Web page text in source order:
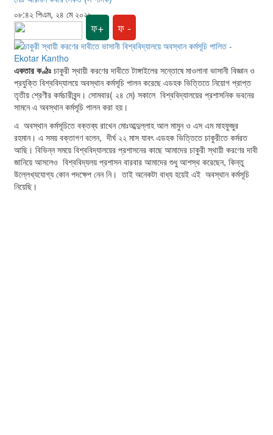
০৮:৪২ পিএম, ২৪ মে ২০২১
ফ+ ফ -
একতার কণ্ঠঃ চাকুরী স্থায়ী করণের দাবীতে টাঙ্গাইলের সন্তোষে মাওলানা ভাসানী বিজ্ঞান ও
প্রযুক্তি বিশ্ববিদ্যালয়ে অবস্থান কর্মসূচি পালন করেছে এডহক ভিত্তিতে নিয়োগ প্রাপ্ত
তৃতীয় শ্রেণীর কর্মচারীবৃন্দ। সোমবার( ২৪ মে) সকালে বিশ্ববিদ্যালয়ের প্রশাসনিক ভবনের
সামনে এ অবস্থান কর্মসূচি পালন করা হয়।
এ অবস্থান কর্মসূচিতে বক্তব্য রাখেন মোঃআব্দুল্লাহ আল মামুন ও এস এম মাহফুজুর
রহমান। এ সময় বক্তাগণ বলেন, দীর্ঘ ২২ মাস যাবৎ এডহক ভিত্তিতে চাকুরীতে কর্মরত
আছি। বিভিন্ন সময়ে বিশ্ববিদ্যালয়ের প্রশাসনের কাছে আমাদের চাকুরী স্থায়ী করণের দাবী
জানিয়ে আসলেও বিশ্ববিদ্যলয় প্রশাসন বারবার আমাদের শুধু আশস্থ করেছেন, কিন্তু
উল্লেখ্যযোগ্য কোন পদক্ষেপ নেন নি। তাই অনেকটা বাধ্য হয়েই এই অবস্থান কর্মসূচি
নিয়েছি।